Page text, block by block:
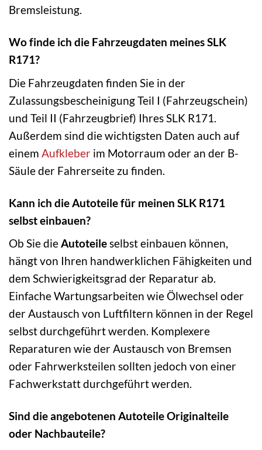
Bremsleistung.
Wo finde ich die Fahrzeugdaten meines SLK
R171?
Die Fahrzeugdaten finden Sie in der
Zulassungsbescheinigung Teil I (Fahrzeugschein)
und Teil II (Fahrzeugbrief) Ihres SLK R171.
Außerdem sind die wichtigsten Daten auch auf
einem Aufkleber im Motorraum oder an der B-
Säule der Fahrerseite zu finden.
Kann ich die Autoteile für meinen SLK R171
selbst einbauen?
Ob Sie dieAutoteileselbst einbauen können,
hängt von Ihren handwerklichen Fähigkeiten und
dem Schwierigkeitsgrad der Reparatur ab.
Einfache Wartungsarbeiten wie Ölwechsel oder
der Austausch von Luftfiltern können in der Regel
selbst durchgeführt werden. Komplexere
Reparaturen wie der Austausch von Bremsen
oder Fahrwerksteilen sollten jedoch von einer
Fachwerkstatt durchgeführt werden.
Sind die angebotenen Autoteile Originalteile
oder Nachbauteile?